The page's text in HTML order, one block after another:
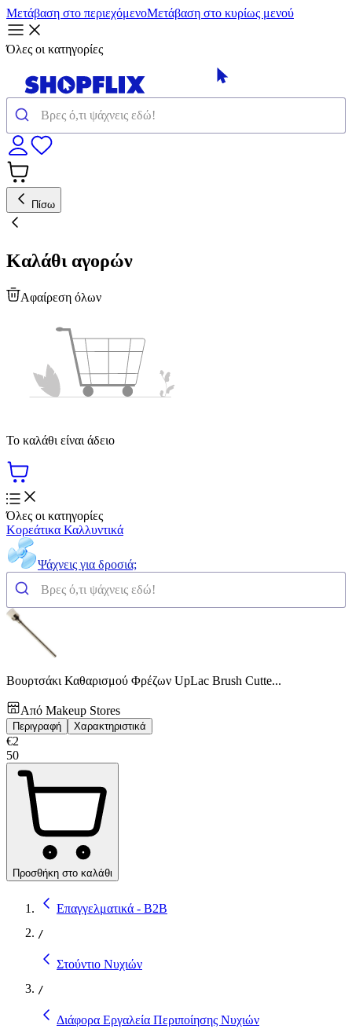
Μετάβαση στο περιεχόμενοΜετάβαση στο κυρίως μενού
Όλες οι κατηγορίες
Πίσω
Καλάθι αγορών
Αφαίρεση όλων
Το καλάθι είναι άδειο
Όλες οι κατηγορίες
Κορεάτικα Καλλυντικά
Ψάχνεις για δροσιά;
Βουρτσάκι Καθαρισμού Φρέζων UpLac Brush Cutte...
Από Makeup Stores
Περιγραφή Χαρακτηριστικά
€2
50
Προσθήκη στο καλάθι
Επαγγελματικά - B2B
/
Στούντιο Νυχιών
/
Διάφορα Εργαλεία Περιποίησης Νυχιών